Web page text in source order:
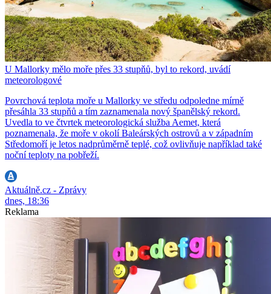
U Mallorky mělo moře přes 33 stupňů, byl to rekord, uvádí
meteorologové
Povrchová teplota moře u Mallorky ve středu odpoledne mírně
přesáhla 33 stupňů a tím zaznamenala nový španělský rekord.
Uvedla to ve čtvrtek meteorologická služba Aemet, která
poznamenala, že moře v okolí Baleárských ostrovů a v západním
Středomoří je letos nadprůměrně teplé, což ovlivňuje například také
noční teploty na pobřeží.
Aktuálně.cz - Zprávy
dnes, 18:36
Reklama